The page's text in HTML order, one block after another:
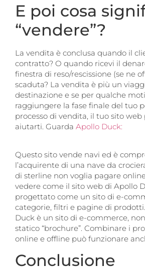
E poi cosa
“vendere”?
La vendita è conclusa quando il
contratto? O quando ricevi il
finestra di reso/rescissione (se ne
scaduta? La vendita è più un
destinazione e se per qualche
raggiungere la fase finale del tuo
processo di vendita, il tuo sito
aiutarti. Guarda Apollo Duck:
Questo sito vende navi ed è
l’acquirente di una nave da
di sterline non voglia pagare
vedere come il sito web di Apollo
progettato come un sito di e-
categorie, filtri e pagine di
Duck è un sito di e-commerce,
statico “brochure”. Combinare i
online e offline può funzionare
Conclusione